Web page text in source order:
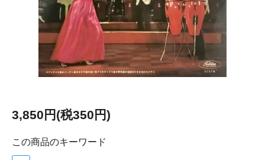
3,850円(税350円)
この商品のキーワード